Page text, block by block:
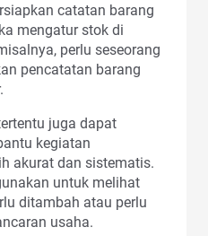
catatan barang
mengatur stok di
perlu seseorang
pencatatan barang
juga dapat
kegiatan
akurat dan sistematis.
untuk melihat
ditambah atau perlu
usaha.